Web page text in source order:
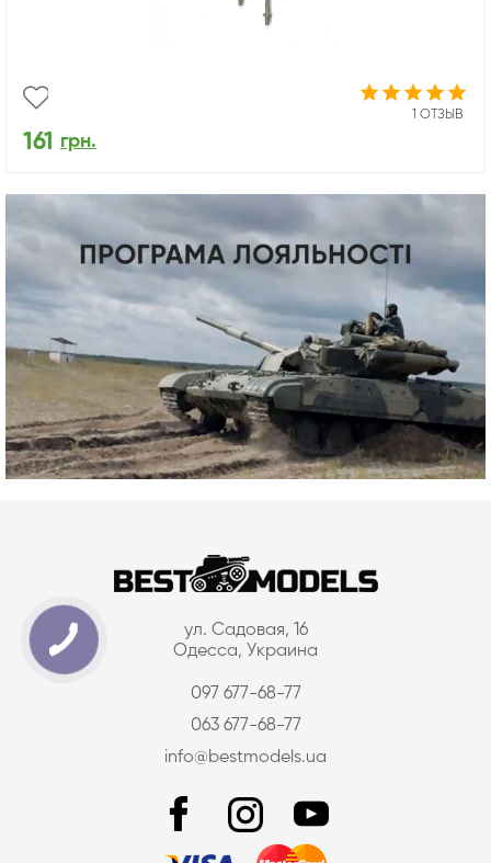
1 ОТЗЫВ
161 грн.
ул. Садовая, 16
Одесса, Украина
097 677-68-77
063 677-68-77
info@bestmodels.ua